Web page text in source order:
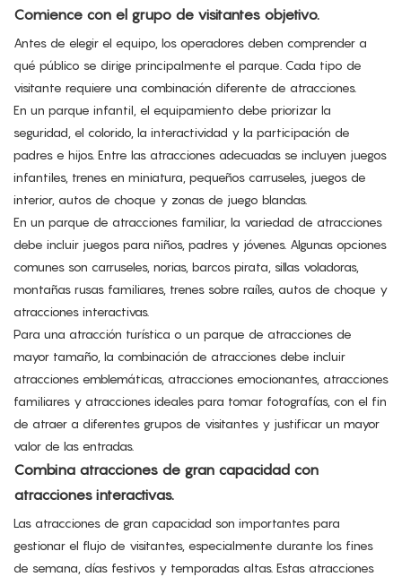
Comience con el grupo de visitantes objetivo.
Antes de elegir el equipo, los operadores deben comprender a
qué público se dirige principalmente el parque. Cada tipo de
visitante requiere una combinación diferente de atracciones.
En un parque infantil, el equipamiento debe priorizar la
seguridad, el colorido, la interactividad y la participación de
padres e hijos. Entre las atracciones adecuadas se incluyen juegos
infantiles, trenes en miniatura, pequeños carruseles, juegos de
interior, autos de choque y zonas de juego blandas.
En un parque de atracciones familiar, la variedad de atracciones
debe incluir juegos para niños, padres y jóvenes. Algunas opciones
comunes son carruseles, norias, barcos pirata, sillas voladoras,
montañas rusas familiares, trenes sobre raíles, autos de choque y
atracciones interactivas.
Para una atracción turística o un parque de atracciones de
mayor tamaño, la combinación de atracciones debe incluir
atracciones emblemáticas, atracciones emocionantes, atracciones
familiares y atracciones ideales para tomar fotografías, con el fin
de atraer a diferentes grupos de visitantes y justificar un mayor
valor de las entradas.
Combina atracciones de gran capacidad con
atracciones interactivas.
Las atracciones de gran capacidad son importantes para
gestionar el flujo de visitantes, especialmente durante los fines
de semana, días festivos y temporadas altas. Estas atracciones